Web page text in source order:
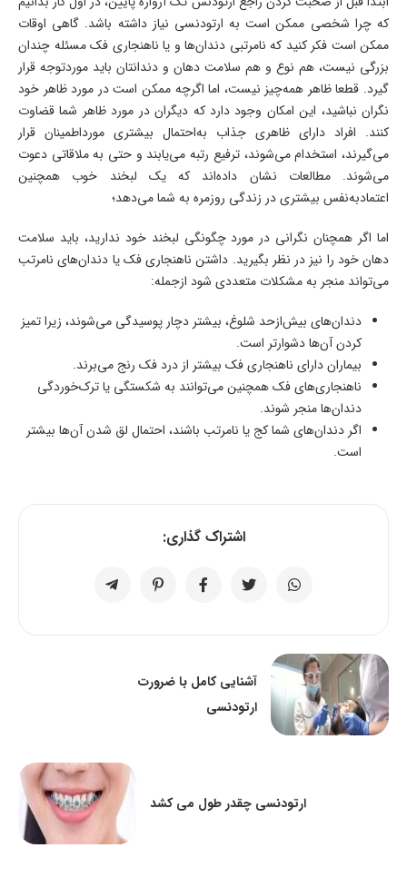
که چرا شخصی ممکن است به ارتودنسی نیاز داشته باشد. گاهی اوقات
ممکن است فکر کنید که نامرتبی دندان‌ها و یا ناهنجاری فک مسئله چندان
بزرگی نیست، هم نوع و هم سلامت دهان و دندانتان باید موردتوجه قرار
گیرد. قطعا ظاهر همه‌چیز نیست، اما اگرچه ممکن است در مورد ظاهر خود
نگران نباشید، این امکان وجود دارد که دیگران در مورد ظاهر شما قضاوت
کنند. افراد دارای ظاهری جذاب به‌احتمال بیشتری مورداطمینان قرار
می‌گیرند، استخدام می‌شوند، ترفیع رتبه می‌یابند و حتی به ملاقاتی دعوت
می‌شوند. مطالعات نشان داده‌اند که یک لبخند خوب همچنین
اعتمادبه‌نفس بیشتری در زندگی روزمره به شما می‌دهد؛
اما اگر همچنان نگرانی در مورد چگونگی لبخند خود ندارید، باید سلامت
دهان خود را نیز در نظر بگیرید. داشتن ناهنجاری فک یا دندان‌های نامرتب
می‌تواند منجر به مشکلات متعددی شود ازجمله:
دندان‌های بیش‌ازحد شلوغ، بیشتر دچار پوسیدگی می‌شوند، زیرا تمیز
کردن آن‌ها دشوارتر است.
بیماران دارای ناهنجاری فک بیشتر از درد فک رنج می‌برند.
ناهنجاری‌های فک همچنین می‌توانند به شکستگی یا ترک‌خوردگی
دندان‌ها منجر شوند.
اگر دندان‌های شما کج یا نامرتب باشند، احتمال لق شدن آن‌ها بیشتر
است.
اشتراک گذاری:
آشنایی کامل با ضرورت
ارتودنسی
ارتودنسی چقدر طول می کشد